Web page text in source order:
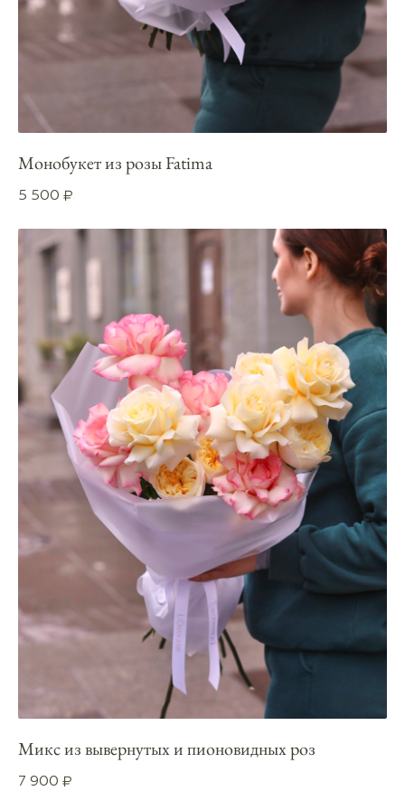
Монобукет из розы Fatima
5 500 ₽
Микс из вывернутых и пионовидных роз
7 900 ₽